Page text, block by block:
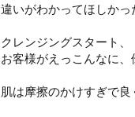
違いがわかってほしか
クレンジングスタート、
お客様がえっこんなに
肌は摩擦のかけすぎで